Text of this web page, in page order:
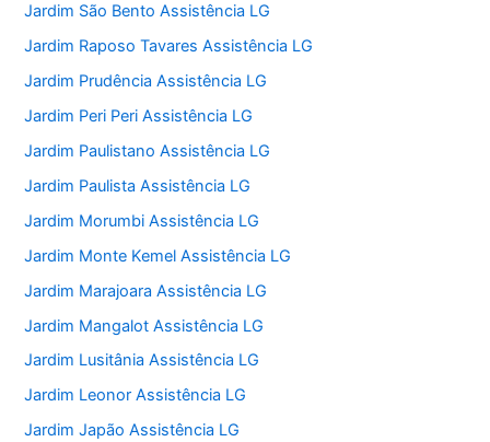
Jardim São Bento Assistência LG
Jardim Raposo Tavares Assistência LG
Jardim Prudência Assistência LG
Jardim Peri Peri Assistência LG
Jardim Paulistano Assistência LG
Jardim Paulista Assistência LG
Jardim Morumbi Assistência LG
Jardim Monte Kemel Assistência LG
Jardim Marajoara Assistência LG
Jardim Mangalot Assistência LG
Jardim Lusitânia Assistência LG
Jardim Leonor Assistência LG
Jardim Japão Assistência LG